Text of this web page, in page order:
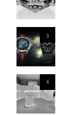
5
6